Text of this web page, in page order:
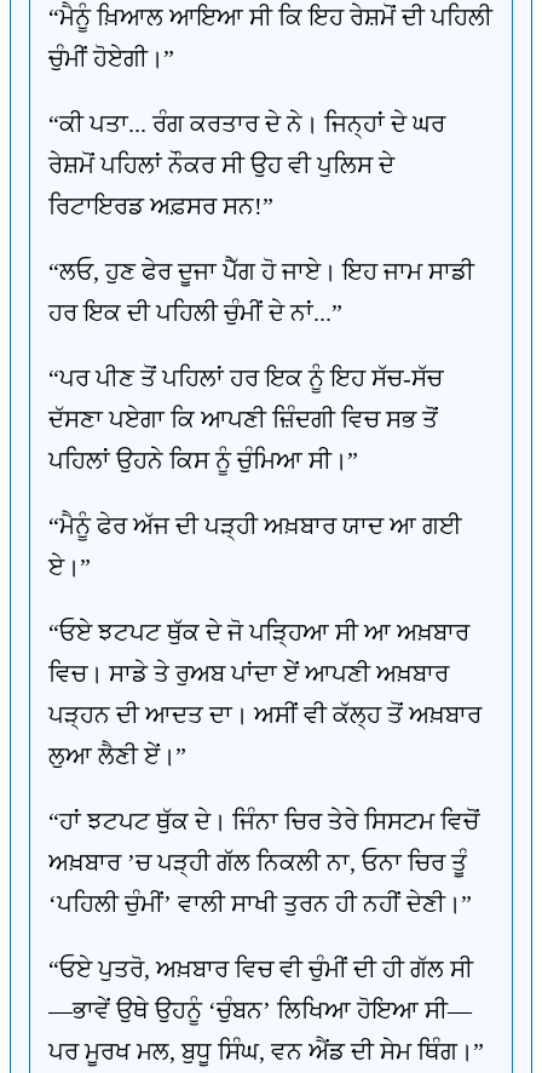
“ਮੈਨੂੰ ਖ਼ਿਆਲ ਆਇਆ ਸੀ ਕਿ ਇਹ ਰੇਸ਼ਮੋਂ ਦੀ ਪਹਿਲੀ
ਚੁੰਮੀਂ ਹੋਏਗੀ।”
“ਕੀ ਪਤਾ... ਰੰਗ ਕਰਤਾਰ ਦੇ ਨੇ। ਜਿਨ੍ਹਾਂ ਦੇ ਘਰ
ਰੇਸ਼ਮੋਂ ਪਹਿਲਾਂ ਨੌਕਰ ਸੀ ਉਹ ਵੀ ਪੁਲਿਸ ਦੇ
ਰਿਟਾਇਰਡ ਅਫ਼ਸਰ ਸਨ!”
“ਲਓ, ਹੁਣ ਫੇਰ ਦੂਜਾ ਪੈੱਗ ਹੋ ਜਾਏ। ਇਹ ਜਾਮ ਸਾਡੀ
ਹਰ ਇਕ ਦੀ ਪਹਿਲੀ ਚੁੰਮੀਂ ਦੇ ਨਾਂ...”
“ਪਰ ਪੀਣ ਤੋਂ ਪਹਿਲਾਂ ਹਰ ਇਕ ਨੂੰ ਇਹ ਸੱਚ-ਸੱਚ
ਦੱਸਣਾ ਪਏਗਾ ਕਿ ਆਪਣੀ ਜ਼ਿੰਦਗੀ ਵਿਚ ਸਭ ਤੋਂ
ਪਹਿਲਾਂ ਉਹਨੇ ਕਿਸ ਨੂੰ ਚੁੰਮਿਆ ਸੀ।”
“ਮੈਨੂੰ ਫੇਰ ਅੱਜ ਦੀ ਪੜ੍ਹੀ ਅਖ਼ਬਾਰ ਯਾਦ ਆ ਗਈ
ਏ।”
“ਓਏ ਝਟਪਟ ਥੁੱਕ ਦੇ ਜੋ ਪੜ੍ਹਿਆ ਸੀ ਆ ਅਖ਼ਬਾਰ
ਵਿਚ। ਸਾਡੇ ਤੇ ਰੁਅਬ ਪਾਂਦਾ ਏਂ ਆਪਣੀ ਅਖ਼ਬਾਰ
ਪੜ੍ਹਨ ਦੀ ਆਦਤ ਦਾ। ਅਸੀਂ ਵੀ ਕੱਲ੍ਹ ਤੋਂ ਅਖ਼ਬਾਰ
ਲੁਆ ਲੈਣੀ ਏਂ।”
“ਹਾਂ ਝਟਪਟ ਥੁੱਕ ਦੇ। ਜਿੰਨਾ ਚਿਰ ਤੇਰੇ ਸਿਸਟਮ ਵਿਚੋਂ
ਅਖ਼ਬਾਰ ’ਚ ਪੜ੍ਹੀ ਗੱਲ ਨਿਕਲੀ ਨਾ, ਓਨਾ ਚਿਰ ਤੂੰ
‘ਪਹਿਲੀ ਚੁੰਮੀਂ’ ਵਾਲੀ ਸਾਖੀ ਤੁਰਨ ਹੀ ਨਹੀਂ ਦੇਣੀ।”
“ਓਏ ਪੁਤਰੋ, ਅਖ਼ਬਾਰ ਵਿਚ ਵੀ ਚੁੰਮੀਂ ਦੀ ਹੀ ਗੱਲ ਸੀ
—ਭਾਵੇਂ ਉਥੇ ਉਹਨੂੰ ‘ਚੁੰਬਨ’ ਲਿਖਿਆ ਹੋਇਆ ਸੀ—
ਪਰ ਮੂਰਖ ਮਲ, ਬੁਧੂ ਸਿੰਘ, ਵਨ ਐਂਡ ਦੀ ਸੇਮ ਥਿੰਗ।”